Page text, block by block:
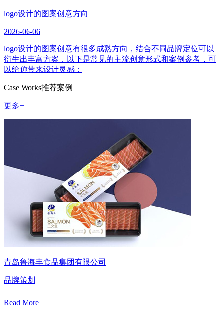
logo设计的图案创意方向
2026-06-06
logo设计的图案创意有很多成熟方向，结合不同品牌定位可以
衍生出丰富方案，以下是常见的主流创意形式和案例参考，可
以给你带来设计灵感：
Case Works推荐案例
更多+
青岛鲁海丰食品集团有限公司
品牌策划
Read More